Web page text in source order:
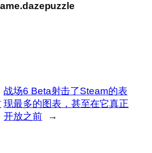
战场6 Beta射击了Steam的表
现最多的图表，甚至在它真正
开放之前
→